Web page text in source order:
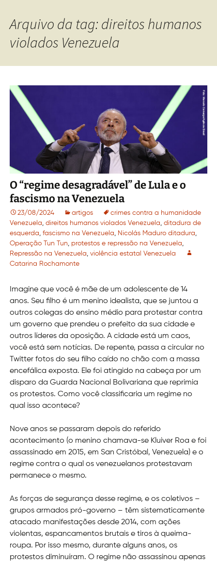
Arquivo da tag: direitos humanos
violados Venezuela
O “regime desagradável” de Lula e o
fascismo na Venezuela
23/08/2024 artigos
crimes contra a humanidade
Venezuela, direitos humanos violados Venezuela, ditadura de
esquerda, fascismo na Venezuela, Nicolás Maduro ditadura,
Operação Tun Tun, protestos e repressão na Venezuela,
Repressão na Venezuela, violência estatal Venezuela
Catarina Rochamonte
Imagine que você é mãe de um adolescente de 14
anos. Seu filho é um menino idealista, que se juntou a
outros colegas do ensino médio para protestar contra
um governo que prendeu o prefeito da sua cidade e
outros líderes da oposição. A cidade está um caos,
você está sem notícias. De repente, passa a circular no
Twitter fotos do seu filho caído no chão com a massa
encefálica exposta. Ele foi atingido na cabeça por um
disparo da Guarda Nacional Bolivariana que reprimia
os protestos. Como você classificaria um regime no
qual isso acontece?
Nove anos se passaram depois do referido
acontecimento (o menino chamava-se Kluiver Roa e foi
assassinado em 2015, em San Cristóbal, Venezuela) e o
regime contra o qual os venezuelanos protestavam
permanece o mesmo.
As forças de segurança desse regime, e os coletivos –
grupos armados pró-governo – têm sistematicamente
atacado manifestações desde 2014, com ações
violentas, espancamentos brutais e tiros à queima-
roupa. Por isso mesmo, durante alguns anos, os
protestos diminuíram. O regime não assassinou apenas